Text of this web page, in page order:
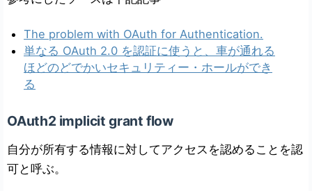
The problem with OAuth for Authentication.
単なる OAuth 2.0 を認証に使うと、車が通れる
ほどのどでかいセキュリティー・ホールができ
る
OAuth2 implicit grant flow
自分が所有する情報に対してアクセスを認めることを認
可と呼ぶ。